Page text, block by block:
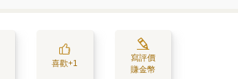
喜歡+1
寫評價
賺金幣